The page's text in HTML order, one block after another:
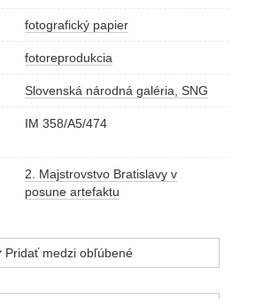
fotografický papier
fotoreprodukcia
Slovenská národná galéria, SNG
IM 358/A5/474
2. Majstrovstvo Bratislavy v
posune artefaktu
Pridať medzi obľúbené